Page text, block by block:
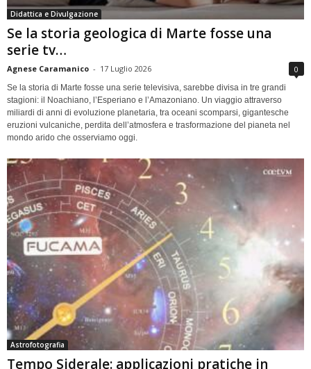
Didattica e Divulgazione
Se la storia geologica di Marte fosse una
serie tv…
Agnese Caramanico - 17 Luglio 2026 0
Se la storia di Marte fosse una serie televisiva, sarebbe divisa in tre grandi
stagioni: il Noachiano, l’Esperiano e l’Amazoniano. Un viaggio attraverso
miliardi di anni di evoluzione planetaria, tra oceani scomparsi, gigantesche
eruzioni vulcaniche, perdita dell’atmosfera e trasformazione del pianeta nel
mondo arido che osserviamo oggi.
Astrofotografia
Tempo Siderale: applicazioni pratiche in